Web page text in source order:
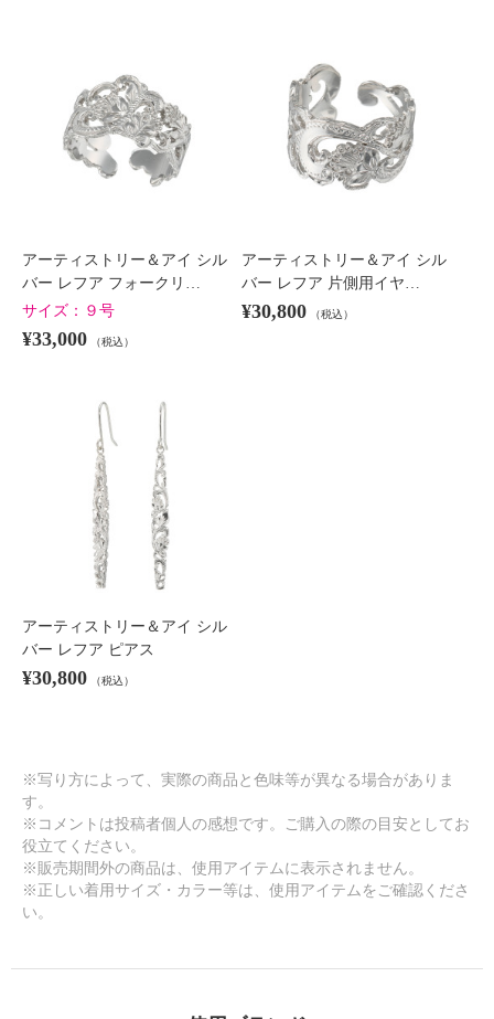
アーティストリー＆アイ シル
バー レフア フォークリ…
サイズ： ９号
¥33,000 （税込）
アーティストリー＆アイ シル
バー レフア 片側用イヤ…
¥30,800 （税込）
アーティストリー＆アイ シル
バー レフア ピアス
¥30,800 （税込）
※写り方によって、実際の商品と色味等が異なる場合がありま
す。
※コメントは投稿者個人の感想です。ご購入の際の目安としてお
役立てください。
※販売期間外の商品は、使用アイテムに表示されません。
※正しい着用サイズ・カラー等は、使用アイテムをご確認くださ
い。